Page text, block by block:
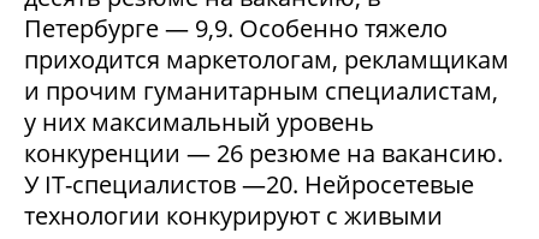
Петербурге — 9,9. Особенно тяжело
приходится маркетологам, рекламщикам
и прочим гуманитарным специалистам,
у них максимальный уровень
конкуренции — 26 резюме на вакансию.
У IT-специалистов —20. Нейросетевые
технологии конкурируют с живыми